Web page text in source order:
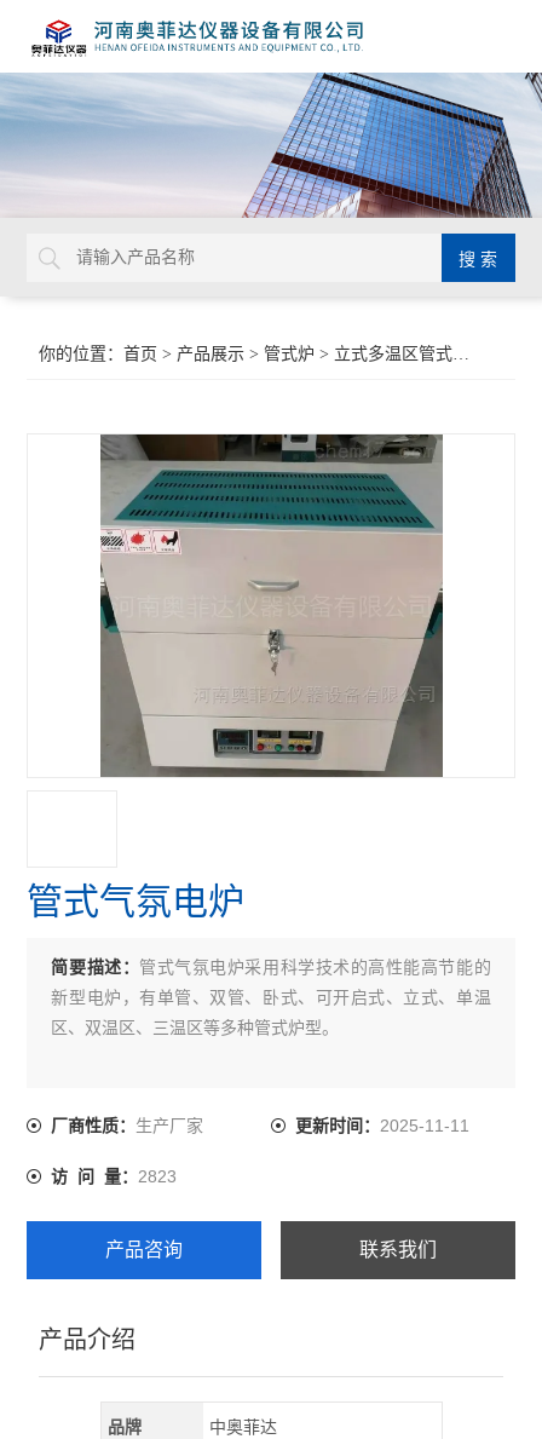
你的位置：首页 > 产品展示 >管式炉 > 立式多温区管式炉
管式气氛电炉
简要描述： 管式气氛电炉采用科学技术的高性能高节能的
新型电炉，有单管、双管、卧式、可开启式、立式、单温
区、双温区、三温区等多种管式炉型。
厂商性质： 生产厂家 更新时间： 2025-11-11
访 问 量：2823
产品咨询 联系我们
产品介绍
品牌 中奥菲达